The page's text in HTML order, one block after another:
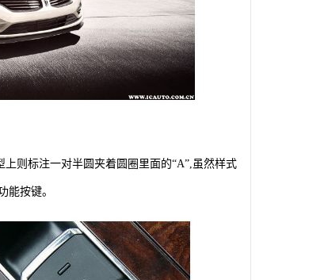
则标注一对半圆夹着圆圈里面的“A”,虽然样式
能按键。